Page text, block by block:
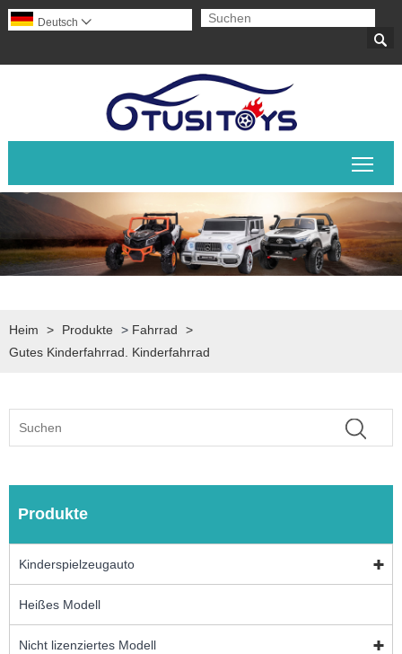

Deutsch 
Heim > Produkte > Fahrrad
>
Gutes Kinderfahrrad. Kinderfahrrad
Produkte
Kinderspielzeugauto
Heißes Modell
Nicht lizenziertes Modell